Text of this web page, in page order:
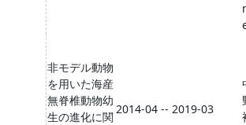
非モデル動物
を用いた海産
無脊椎動物幼
生の進化に関
2014-04 -- 2019-03